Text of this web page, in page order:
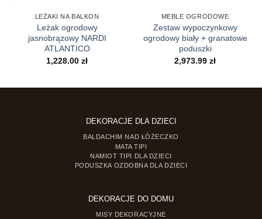
LEŻAKI NA BALKON
Leżak ogrodowy
jasnobrązowy NARDI
ATLANTICO
1,228.00 zł
MEBLE OGRODOWE
Zestaw wypoczynkowy
ogrodowy biały + granatowe
poduszki
2,973.99 zł
DEKORACJE DLA DZIECI
BALDACHIM NAD ŁÓŻECZKO
MATA TIPI
NAMIOT TIPI DLA DZIECI
PODUSZKA OZDOBNA DLA DZIECI
DEKORACJE DO DOMU
MISY DEKORACYJNE